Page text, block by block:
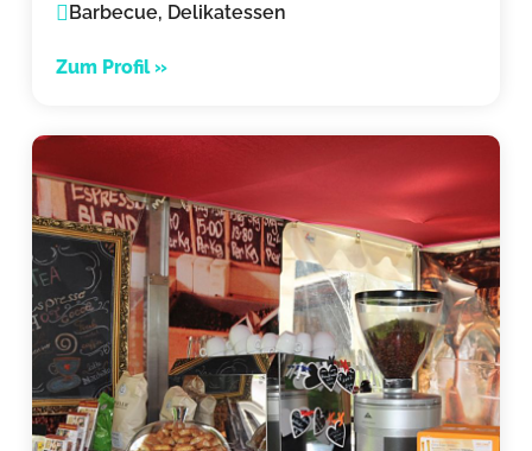
Barbecue, Delikatessen
Zum Profil »